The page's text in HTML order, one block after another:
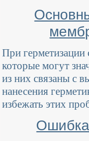
При
которые могут
из них связаны с
нанесения
избежать этих